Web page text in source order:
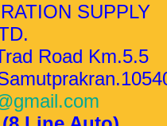
SUPPLY
Road Km.5.5